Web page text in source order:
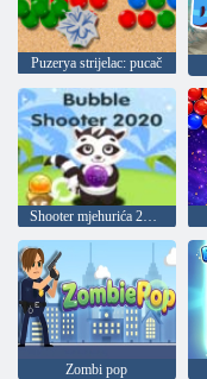
Puzerya strijelac: pucač
Shooter mjehurića 2020
Zombi pop